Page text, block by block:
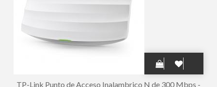
TP-Link Punto de Acceso Inalambrico N de 300 Mbps -